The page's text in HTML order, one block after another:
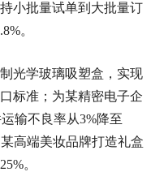
小批量试单到大批量订
。
光学玻璃吸塑盒，实现
标准；为某精密电子企
输不良率从3%降至
高端美妆品牌打造礼盒
。